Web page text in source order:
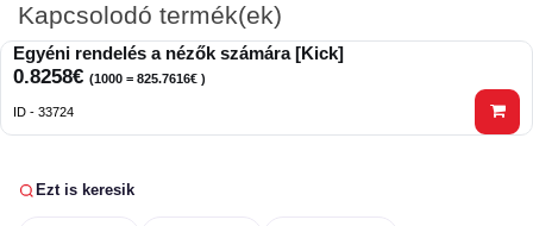
Kapcsolodó termék(ek)
Egyéni rendelés a nézők számára [Kick]
0.8258€ (1000 = 825.7616€ )
ID - 33724
Ezt is keresik